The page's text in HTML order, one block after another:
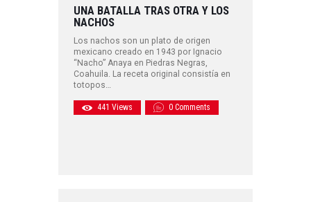
UNA BATALLA TRAS OTRA Y LOS
NACHOS
Los nachos son un plato de origen
mexicano creado en 1943 por Ignacio
“Nacho” Anaya en Piedras Negras,
Coahuila. La receta original consistía en
totopos…
441 Views 0 Comments